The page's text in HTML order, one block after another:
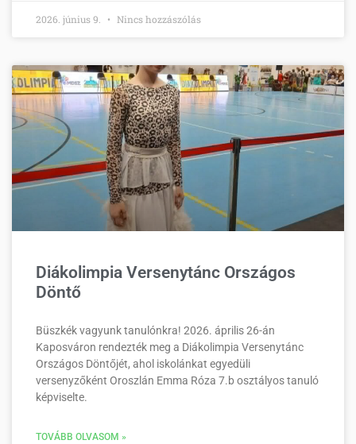
2026. június 9. Nincs hozzászólás
Diákolimpia Versenytánc Országos
Döntő
Büszkék vagyunk tanulónkra! 2026. április 26-án
Kaposváron rendezték meg a Diákolimpia Versenytánc
Országos Döntőjét, ahol iskolánkat egyedüli
versenyzőként Oroszlán Emma Róza 7.b osztályos tanuló
képviselte.
TOVÁBB OLVASOM »